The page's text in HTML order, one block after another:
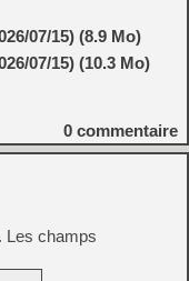
07/15) (8.9 Mo)
07/15) (10.3 Mo)
0 commentaire
Les champs